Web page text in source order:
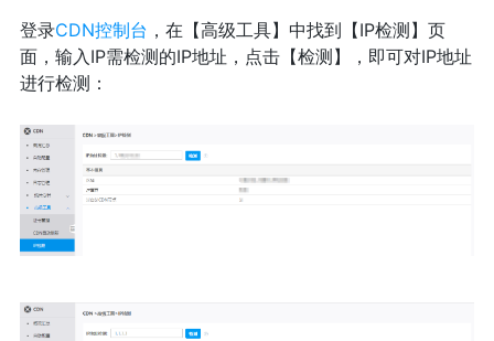
登录CDN控制台 ，在【高级工具】中找到【IP检测】页
面，输入IP需检测的IP地址，点击【检测】，即可对IP地址
进行检测：